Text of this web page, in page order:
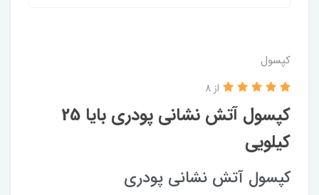
کپسول
کپسول آتش نشانی پودری بایا 25
کیلویی
از 8
کپسول آتش نشانی پودری